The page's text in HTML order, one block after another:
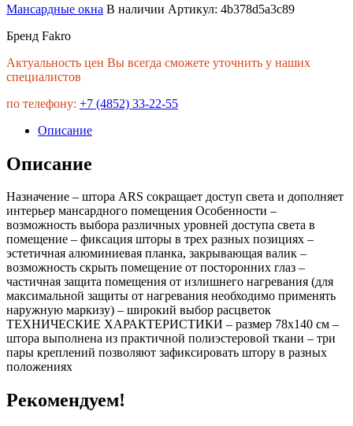
Мансардные окна В наличии Артикул: 4b378d5a3c89
Бренд Fakro
Актуальность цен Вы всегда сможете уточнить у наших
специалистов
по телефону: +7 (4852) 33-22-55
Описание
Описание
Назначение – штора ARS сокращает доступ света и дополняет
интерьер мансардного помещения Особенности –
возможность выбора различных уровней доступа света в
помещение – фиксация шторы в трех разных позициях –
эстетичная алюминиевая планка, закрывающая валик –
возможность скрыть помещение от посторонних глаз –
частичная защита помещения от излишнего нагревания (для
максимальной защиты от нагревания необходимо применять
наружную маркизу) – широкий выбор расцветок
ТЕХНИЧЕСКИЕ ХАРАКТЕРИСТИКИ – размер 78х140 см –
штора выполнена из практичной полиэстеровой ткани – три
пары креплений позволяют зафиксировать штору в разных
положениях
Рекомендуем!